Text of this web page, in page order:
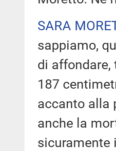
SARA
sappiamo,
di affondare,
187
accanto alla
anche la
sicuramente